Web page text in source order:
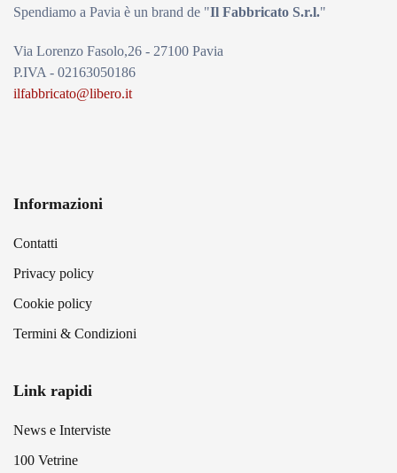
Spendiamo a Pavia è un brand de "Il Fabbricato S.r.l."
Via Lorenzo Fasolo,26 - 27100 Pavia
P.IVA - 02163050186
ilfabbricato@libero.it
Informazioni
Contatti
Privacy policy
Cookie policy
Termini & Condizioni
Link rapidi
News e Interviste
100 Vetrine